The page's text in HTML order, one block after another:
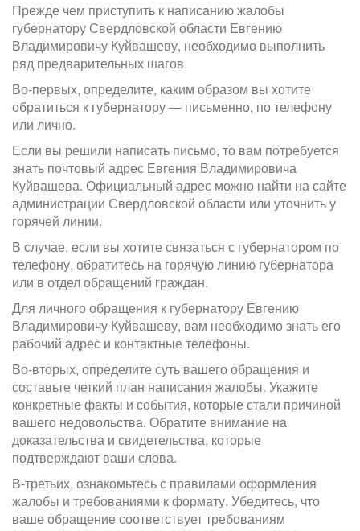
Прежде чем приступить к написанию жалобы
губернатору Свердловской области Евгению
Владимировичу Куйвашеву, необходимо выполнить
ряд предварительных шагов.
Во-первых, определите, каким образом вы хотите
обратиться к губернатору — письменно, по телефону
или лично.
Если вы решили написать письмо, то вам потребуется
знать почтовый адрес Евгения Владимировича
Куйвашева. Официальный адрес можно найти на сайте
администрации Свердловской области или уточнить у
горячей линии.
В случае, если вы хотите связаться с губернатором по
телефону, обратитесь на горячую линию губернатора
или в отдел обращений граждан.
Для личного обращения к губернатору Евгению
Владимировичу Куйвашеву, вам необходимо знать его
рабочий адрес и контактные телефоны.
Во-вторых, определите суть вашего обращения и
составьте четкий план написания жалобы. Укажите
конкретные факты и события, которые стали причиной
вашего недовольства. Обратите внимание на
доказательства и свидетельства, которые
подтверждают ваши слова.
В-третьих, ознакомьтесь с правилами оформления
жалобы и требованиями к формату. Убедитесь, что
ваше обращение соответствует требованиям